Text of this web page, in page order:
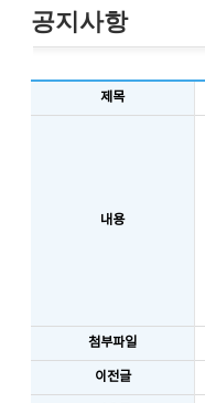
공지사항
제목
내용
첨부파일
이전글